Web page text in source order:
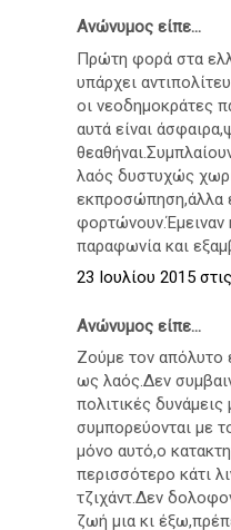
Ανώνυμος είπε...
Πρώτη φορά στα
υπάρχει
οι νεοδημοκράτες
αυτά είναι
λαός δυστυχώς
εκπροσώπηση,άλλα
φορτώνουν.Έμειναν
παραφωνία και
23 Ιουλίου 2015
Ανώνυμος είπε...
Ζούμε τον απόλυτο
ως λαός.Δεν
πολιτικές
συμπορεύονται με
μόνο αυτό,ο
περισσότερο κάτι
τζιχάντ.Δεν
ζωή μια κι